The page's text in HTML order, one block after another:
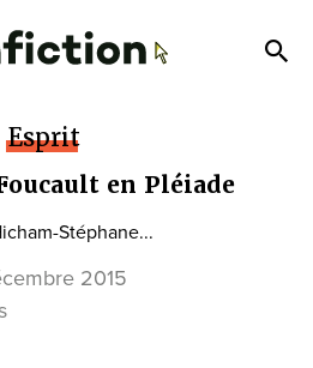
Esprit
en Pléiade
Stéphane...
2015